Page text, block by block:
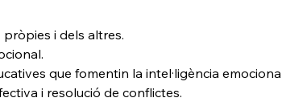
i dels altres.
que fomentin la intel·ligència
i resolució de conflictes.